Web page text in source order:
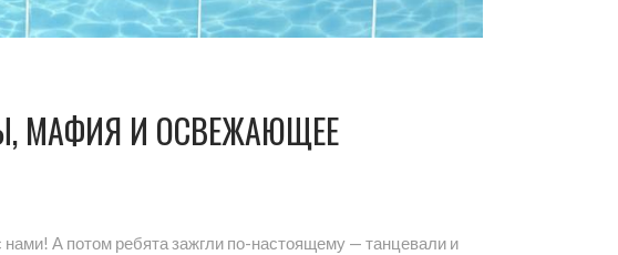
МАФИЯ И ОСВЕЖАЮЩЕЕ
А потом ребята зажгли по-настоящему — танцевали и